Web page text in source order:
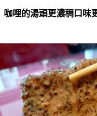
咖哩的湯頭更濃稠口味